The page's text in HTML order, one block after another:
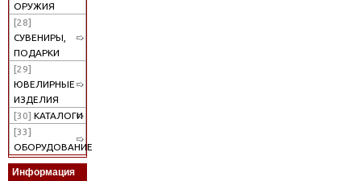
ОРУЖИЯ
[28]
СУВЕНИРЫ,
ПОДАРКИ
[29]
ЮВЕЛИРНЫЕ
ИЗДЕЛИЯ
[30] КАТАЛОГИ
[33]
ОБОРУДОВАНИЕ
Информация